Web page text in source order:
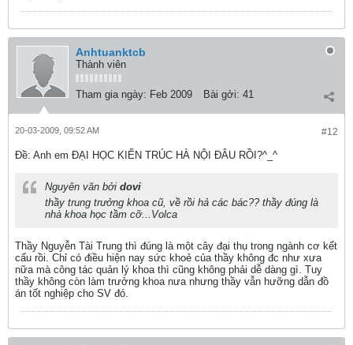
Anhtuanktcb
Thành viên
Tham gia ngày: Feb 2009 Bài gởi: 41
#12
20-03-2009, 09:52 AM
Ðề: Anh em ĐẠI HỌC KIẾN TRÚC HÀ NỘI ĐÂU RỒI?^_^
Nguyên văn bởi dovi
thầy trung trưởng khoa cũ, về rồi hả các bác?? thầy đúng là
nhà khoa học tầm cỡ...Volca
Thầy Nguyễn Tài Trung thì đúng là một cây đại thụ trong ngành cơ kết
cấu rồi. Chỉ có điều hiện nay sức khoẻ của thầy không đc như xưa
nữa mà công tác quản lý khoa thì cũng không phải dễ dàng gì. Tuy
thầy không còn làm trưởng khoa nưa nhưng thầy vẫn hưỡng dẫn đồ
án tốt nghiệp cho SV đó.